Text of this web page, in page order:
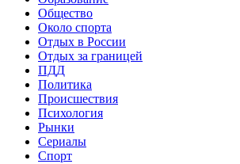
Общество
Около спорта
Отдых в России
Отдых за границей
ПДД
Политика
Происшествия
Психология
Рынки
Сериалы
Спорт